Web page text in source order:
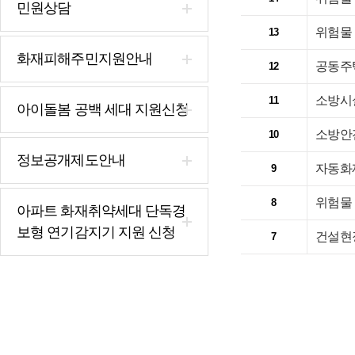
민원상담
화재피해주민지원안내
아이돌봄 공백 세대 지원신청
정보공개제도안내
아파트 화재취약세대 단독경
보형 연기감지기 지원 신청
13 위험
12 공동
11 소방
10 소방
9 자동
8 위험
7 건설